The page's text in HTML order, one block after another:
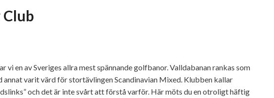
en av Sveriges allra mest spännande golfbanor. Valldabanan rankas som
annat varit värd för stortävlingen Scandinavian Mixed. Klubben kallar
och det är inte svårt att förstå varför. Här möts du en otroligt häftig